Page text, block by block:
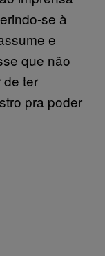
se à
e
que não
de ter
pra poder